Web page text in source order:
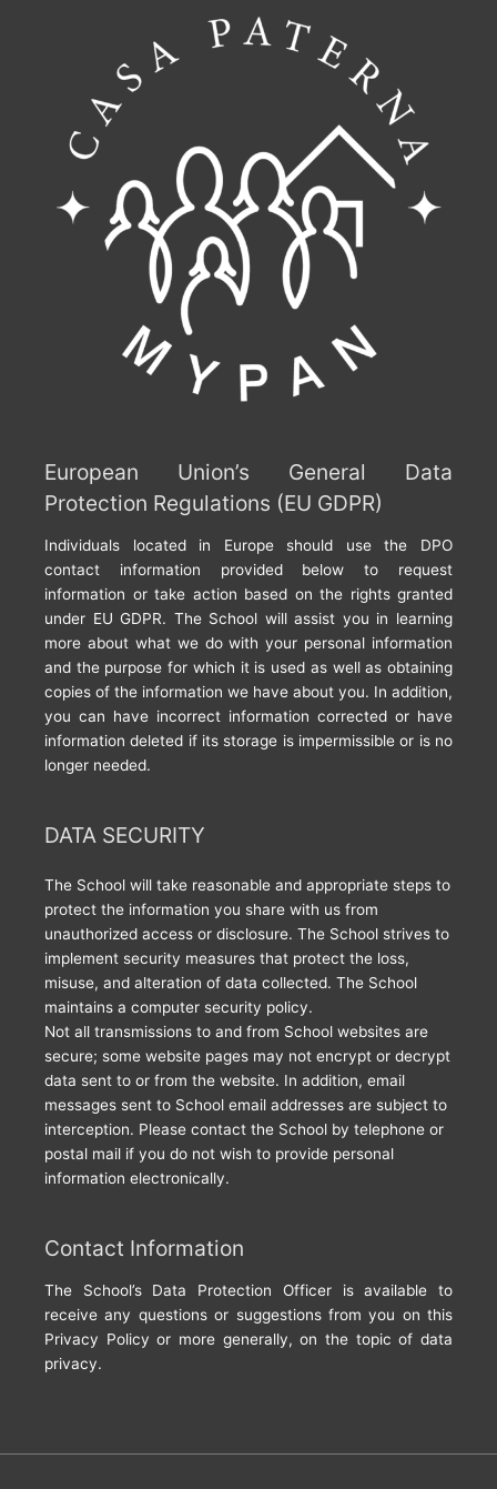
European Union’s General Data
Protection Regulations (EU GDPR)
Individuals located in Europe should use the DPO
contact information provided below to request
information or take action based on the rights granted
under EU GDPR. The School will assist you in learning
more about what we do with your personal information
and the purpose for which it is used as well as obtaining
copies of the information we have about you. In addition,
you can have incorrect information corrected or have
information deleted if its storage is impermissible or is no
longer needed.
DATA SECURITY
The School will take reasonable and appropriate steps to
protect the information you share with us from
unauthorized access or disclosure. The School strives to
implement security measures that protect the loss,
misuse, and alteration of data collected. The School
maintains a computer security policy.
Not all transmissions to and from School websites are
secure; some website pages may not encrypt or decrypt
data sent to or from the website. In addition, email
messages sent to School email addresses are subject to
interception. Please contact the School by telephone or
postal mail if you do not wish to provide personal
information electronically.
Contact Information
The School’s Data Protection Officer is available to
receive any questions or suggestions from you on this
Privacy Policy or more generally, on the topic of data
privacy.